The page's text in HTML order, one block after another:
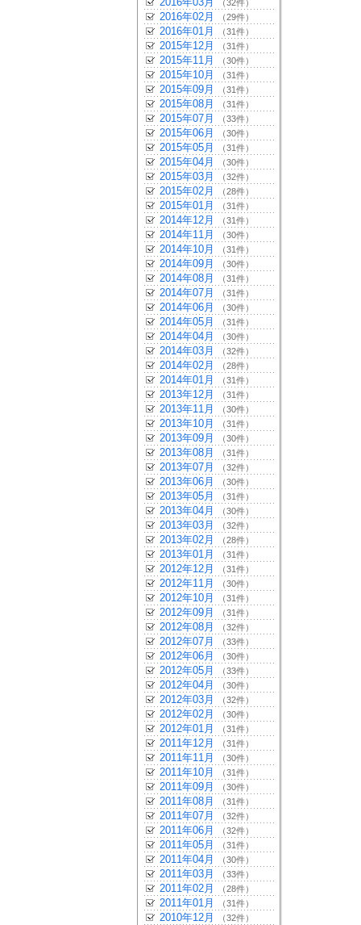
（32件）
2016年02月 （29件）
2016年01月 （31件）
2015年12月 （31件）
2015年11月 （30件）
2015年10月 （31件）
2015年09月 （31件）
2015年08月 （31件）
2015年07月 （33件）
2015年06月 （30件）
2015年05月 （31件）
2015年04月 （30件）
2015年03月 （32件）
2015年02月 （28件）
2015年01月 （31件）
2014年12月 （31件）
2014年11月 （30件）
2014年10月 （31件）
2014年09月 （30件）
2014年08月 （31件）
2014年07月 （31件）
2014年06月 （30件）
2014年05月 （31件）
2014年04月 （30件）
2014年03月 （32件）
2014年02月 （28件）
2014年01月 （31件）
2013年12月 （31件）
2013年11月 （30件）
2013年10月 （31件）
2013年09月 （30件）
2013年08月 （31件）
2013年07月 （32件）
2013年06月 （30件）
2013年05月 （31件）
2013年04月 （30件）
2013年03月 （32件）
2013年02月 （28件）
2013年01月 （31件）
2012年12月 （31件）
2012年11月 （30件）
2012年10月 （31件）
2012年09月 （31件）
2012年08月 （32件）
2012年07月 （33件）
2012年06月 （30件）
2012年05月 （33件）
2012年04月 （30件）
2012年03月 （32件）
2012年02月 （30件）
2012年01月 （31件）
2011年12月 （31件）
2011年11月 （30件）
2011年10月 （31件）
2011年09月 （30件）
2011年08月 （31件）
2011年07月 （32件）
2011年06月 （32件）
2011年05月 （31件）
2011年04月 （30件）
2011年03月 （33件）
2011年02月 （28件）
2011年01月 （31件）
2010年12月 （32件）